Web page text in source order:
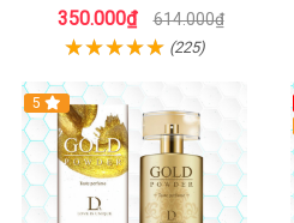
nhanh
350.000₫ 614.000₫
(225)
5